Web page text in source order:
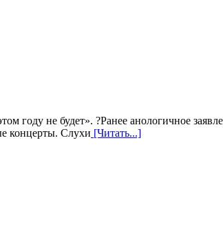
году не будет». ?Ранее анологичное
концерты. Слухи [Читать...]